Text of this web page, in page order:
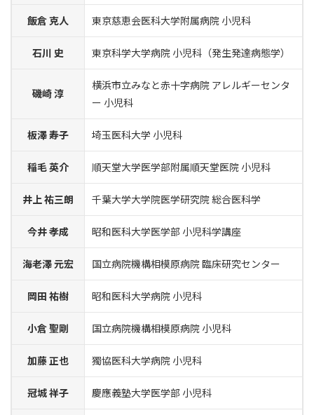
飯倉 克人 東京慈恵会医科大学附属病院 小児科
石川 史 東京科学大学病院 小児科（発生発達病態学）
磯崎 淳
横浜市立みなと赤十字病院 アレルギーセンタ
ー 小児科
板澤 寿子 埼玉医科大学 小児科
稲毛 英介 順天堂大学医学部附属順天堂医院 小児科
井上 祐三朗 千葉大学大学院医学研究院 総合医科学
今井 孝成 昭和医科大学医学部 小児科学講座
海老澤 元宏 国立病院機構相模原病院 臨床研究センター
岡田 祐樹 昭和医科大学病院 小児科
小倉 聖剛 国立病院機構相模原病院 小児科
加藤 正也 獨協医科大学病院 小児科
冠城 祥子 慶應義塾大学医学部 小児科